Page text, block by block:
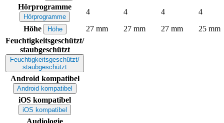
Hörprogramme
Hörprogramme
4 4 4
4
Höhe
Höhe 27 mm 27 mm 27 mm
25 mm
Feuchtigkeitsgeschützt/
staubgeschützt
Feuchtigkeitsgeschützt/
staubgeschützt
Android kompatibel
Android kompatibel
iOS kompatibel
iOS kompatibel
Audiologie